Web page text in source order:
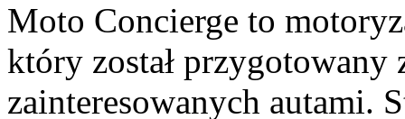
Moto Concierge to
który został przygotowany
zainteresowanych autami.